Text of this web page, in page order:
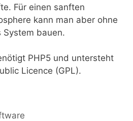
Für einen sanften
kann man aber ohne
bauen.
PHP5 und untersteht
Licence (GPL).